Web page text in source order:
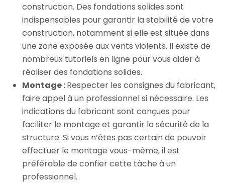
construction. Des fondations solides sont
indispensables pour garantir la stabilité de votre
construction, notamment si elle est située dans
une zone exposée aux vents violents. Il existe de
nombreux tutoriels en ligne pour vous aider à
réaliser des fondations solides.
Montage :Respecter les consignes du fabricant,
faire appel à un professionnel si nécessaire. Les
indications du fabricant sont conçues pour
faciliter le montage et garantir la sécurité de la
structure. Si vous n’êtes pas certain de pouvoir
effectuer le montage vous-même, il est
préférable de confier cette tâche à un
professionnel.